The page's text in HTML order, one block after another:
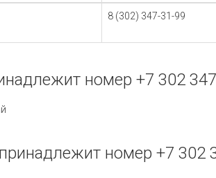
8 (302) 347-31-99
номер +7 302
номер +7 302